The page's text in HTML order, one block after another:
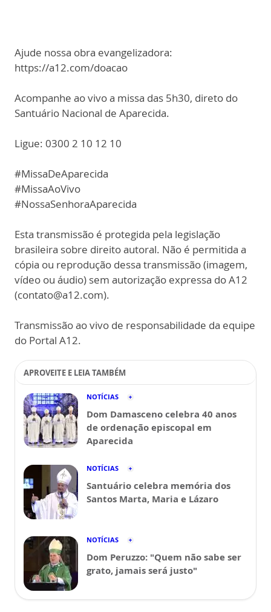
Ajude nossa obra evangelizadora:
https://a12.com/doacao
Acompanhe ao vivo a missa das 5h30, direto do
Santuário Nacional de Aparecida.
Ligue: 0300 2 10 12 10
#MissaDeAparecida
#MissaAoVivo
#NossaSenhoraAparecida
Esta transmissão é protegida pela legislação
brasileira sobre direito autoral. Não é permitida a
cópia ou reprodução dessa transmissão (imagem,
vídeo ou áudio) sem autorização expressa do A12
(contato@a12.com).
Transmissão ao vivo de responsabilidade da equipe
do Portal A12.
APROVEITE E LEIA TAMBÉM
NOTÍCIAS
Dom Damasceno celebra 40 anos
de ordenação episcopal em
Aparecida
NOTÍCIAS
Santuário celebra memória dos
Santos Marta, Maria e Lázaro
NOTÍCIAS
Dom Peruzzo: "Quem não sabe ser
grato, jamais será justo"